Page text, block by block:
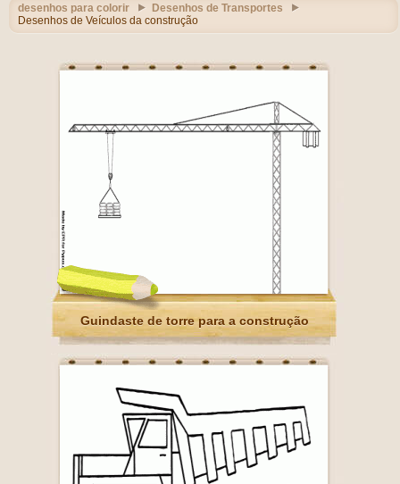
desenhos para colorir
Desenhos de Transportes
Desenhos de Veículos da construção
Guindaste de torre para a construção